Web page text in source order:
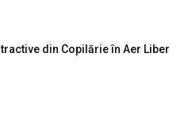
din Copilărie în Aer Liber